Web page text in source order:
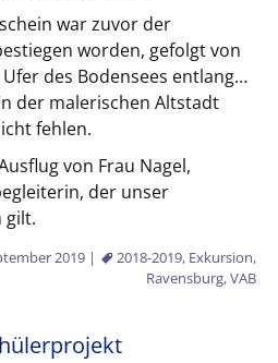
war zuvor der
worden, gefolgt von
des Bodensees entlang…
der malerischen Altstadt
fehlen.
von Frau Nagel,
der unser
gilt.
2019 | 2018-2019, Exkursion,
Ravensburg,VAB